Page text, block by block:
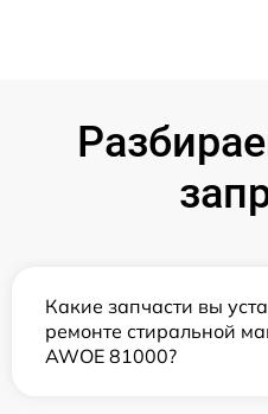
Какие запчасти вы
ремонте стиральной
AWOE 81000?